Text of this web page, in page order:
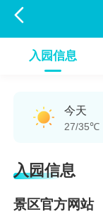

入园信息
今天
27/35℃
入园信息
景区官方网站